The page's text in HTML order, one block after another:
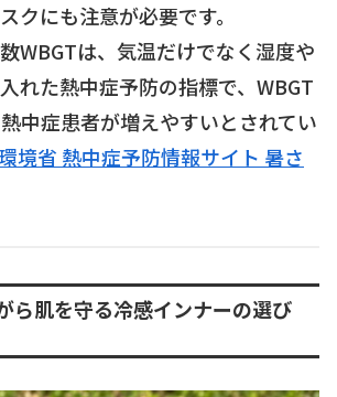
クにも注意が必要です。
WBGTは、気温だけでなく湿度や
れた熱中症予防の指標で、WBGT
中症患者が増えやすいとされてい
境省 熱中症予防情報サイト 暑さ
ら肌を守る冷感インナーの選び